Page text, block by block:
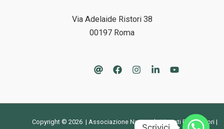
Via Adelaide Ristori 38
00197 Roma
Copyright © 2026 | Associazione Nazionale Vivaisti Esportatori |